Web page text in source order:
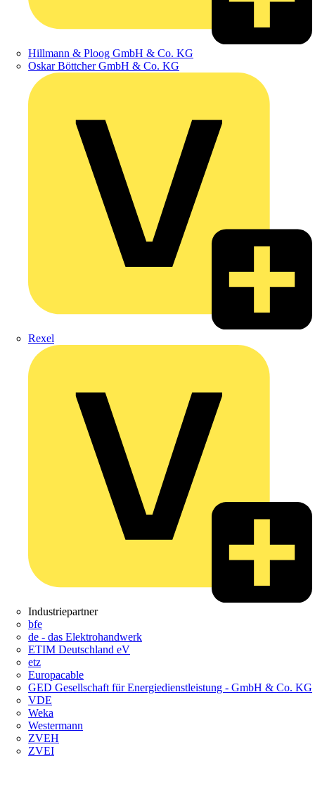
Hillmann & Ploog GmbH & Co. KG
Oskar Böttcher GmbH & Co. KG
Rexel
Industriepartner
bfe
de - das Elektrohandwerk
ETIM Deutschland eV
etz
Europacable
GED Gesellschaft für Energiedienstleistung - GmbH & Co. KG
VDE
Weka
Westermann
ZVEH
ZVEI